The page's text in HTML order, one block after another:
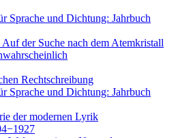
Sprache und Dichtung: Jahrbuch
der Suche nach dem Atemkristall
Rechtschreibung
Sprache und Dichtung: Jahrbuch
der modernen Lyrik